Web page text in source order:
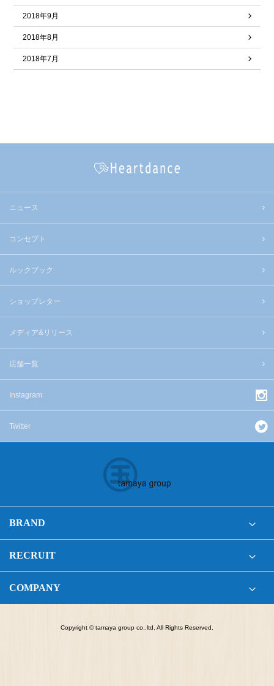
2018年9月
2018年8月
2018年7月
ニュース
コンセプト
ルックブック
ショップレター
メディア&リリース
店舗一覧
Instagram
Twitter
BRAND
RECRUIT
COMPANY
Copyright © tamaya group co.,ltd. All Rights Reserved.